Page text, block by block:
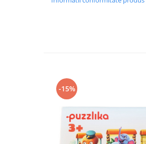
AVERTISMENT:
Indepartati
nesupravegheati in timpul
Producator: Levenya Ukraine
-15%